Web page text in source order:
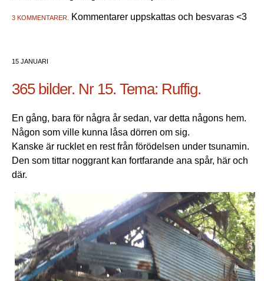
3 KOMMENTARER. Kommentarer uppskattas och besvaras <3
15 JANUARI
365 bilder. Nr 15. Tema: Ruffig.
En gång, bara för några år sedan, var detta någons hem.
Någon som ville kunna låsa dörren om sig.
Kanske är rucklet en rest från förödelsen under tsunamin.
Den som tittar noggrant kan fortfarande ana spår, här och
där.